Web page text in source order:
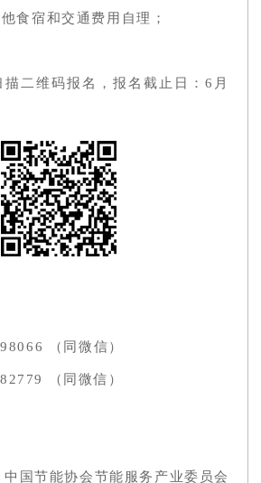
食宿和交通费用自理；
二维码报名，报名截止日：6月
（同微信）
（同微信）
中国节能协会节能服务产业委员会